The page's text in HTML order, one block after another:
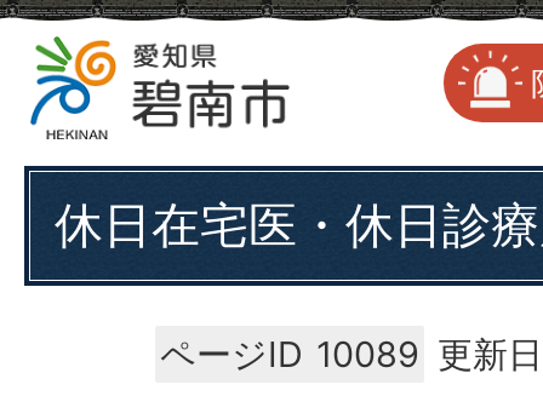
休日在宅医・休日診
ページID 10089 更新